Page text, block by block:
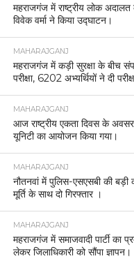
महराजगंज में राष्ट्रीय लोक अदालत
विवेक वर्मा ने किया उद्घाटन।
MAHARAJGANJ
महराजगंज में कड़ी सुरक्षा के बीच
परीक्षा, 6202 अभ्यर्थियों ने दी
MAHARAJGANJ
आज राष्ट्रीय एकता दिवस के
यूनिटी का आयोजन किया गया।
MAHARAJGANJ
नौतनवां में पुलिस-एसएसबी की बड़ी
मूर्ति के साथ दो गिरफ्तार ।
MAHARAJGANJ
महराजगंज में समाजवादी पार्टी का
लेकर जिलाधिकारी को सौंपा ज्ञापन।